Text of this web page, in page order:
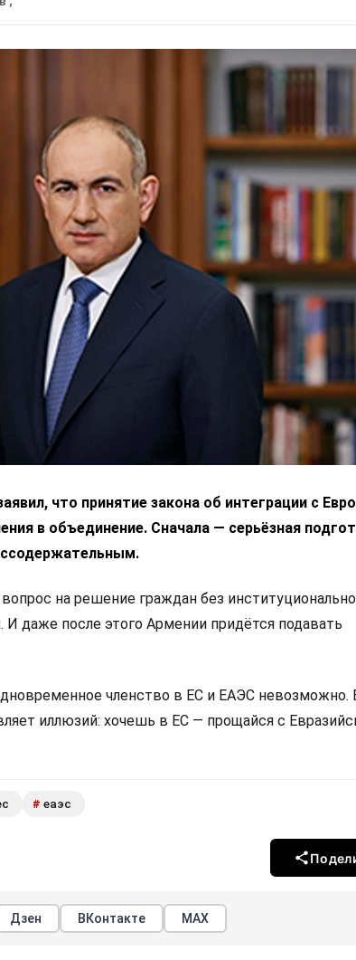
что принятие закона об интеграции с
в объединение. Сначала — серьёзная
на решение граждан без
даже после этого Армении придётся подавать
членство в ЕС и ЕАЭС невозможно.
иллюзий: хочешь в ЕС — прощайся с
# еаэс
Дзен ВКонтакте МАХ